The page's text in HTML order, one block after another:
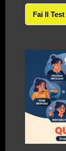
Fai Il Test